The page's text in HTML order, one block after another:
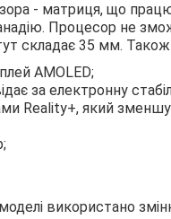
- матриця, що
Процесор не
складає 35 мм. Також
AMOLED;
за електронну
Reality+, який
використано